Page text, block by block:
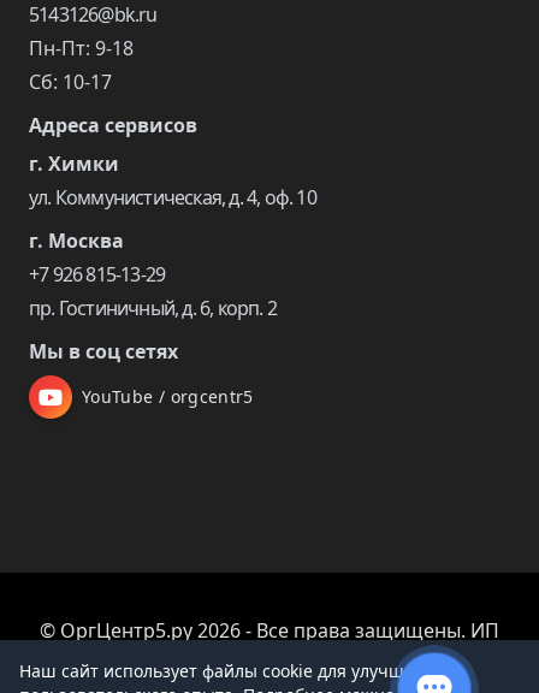
5143126@bk.ru
Пн-Пт: 9-18
Сб: 10-17
Адреса сервисов
г. Химки
ул. Коммунистическая, д. 4, оф. 10
г. Москва
+7 926 815-13-29
пр. Гостиничный, д. 6, корп. 2
Мы в соц сетях
YouTube / orgcentr5
© ОргЦентр5.ру 2026 - Все права защищены. ИП
Царева Екатерина Владимировна
Наш сайт использует файлы cookie для улучшения